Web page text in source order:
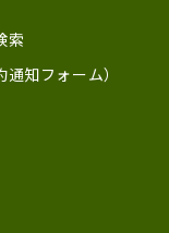
索
知フォーム）